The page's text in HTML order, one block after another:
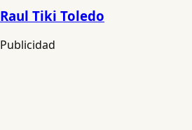
Raul Tiki Toledo
Publicidad